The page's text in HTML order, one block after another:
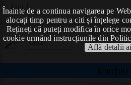
Înainte de a continua navigarea pe
alocați timp pentru a citi și înțelege
Rețineți că puteți modifica în orice
cookie urmând instrucțiunile din
Află detalii
Aici !
Anunțuri